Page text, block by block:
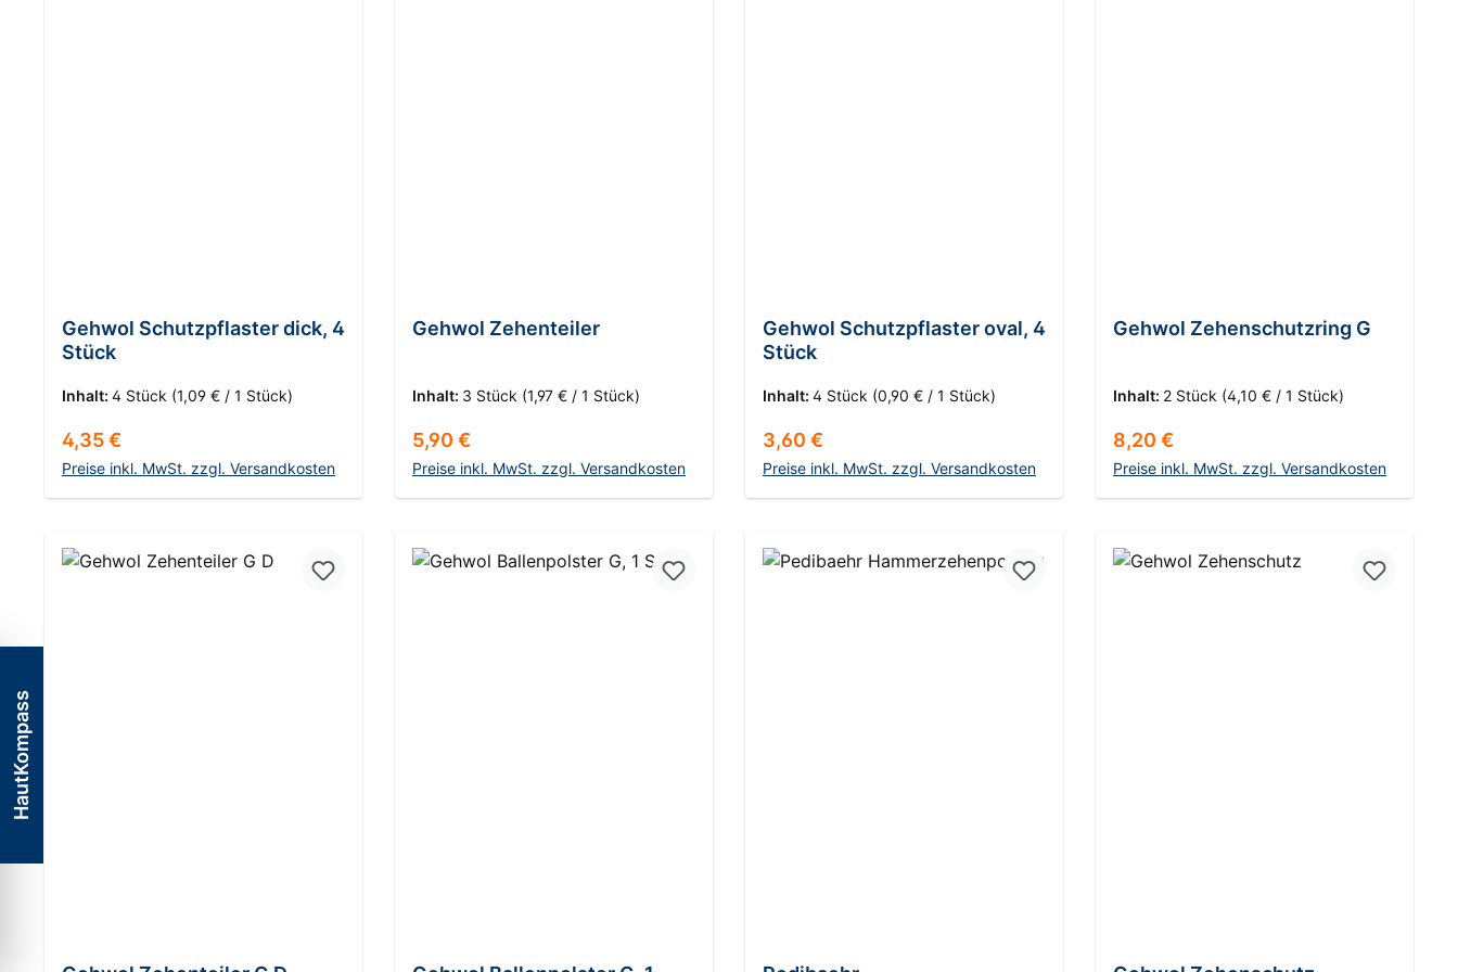
Gehwol Schutzpflaster dick, 4
Stück
Inhalt: 4 Stück (1,09 € / 1 Stück)
Regulärer Preis:
4,35 €
Preise inkl. MwSt. zzgl. Versandkosten
Gehwol Zehenteiler
Inhalt: 3 Stück (1,97 € / 1 Stück)
Regulärer Preis:
5,90 €
Preise inkl. MwSt. zzgl. Versandkosten
Gehwol Schutzpflaster oval, 4
Stück
Inhalt: 4 Stück (0,90 € / 1 Stück)
Regulärer Preis:
3,60 €
Preise inkl. MwSt. zzgl. Versandkosten
Gehwol Zehenschutzring G
Inhalt: 2 Stück (4,10 € / 1 Stück)
Regulärer Preis:
8,20 €
Preise inkl. MwSt. zzgl. Versandkosten
HautKompass